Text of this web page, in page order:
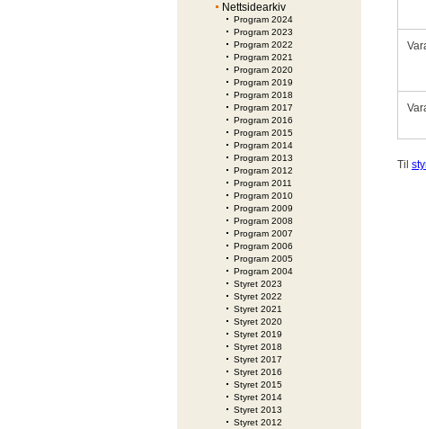
Nettsidearkiv
Program 2024
Program 2023
Program 2022
Program 2021
Program 2020
Program 2019
Program 2018
Program 2017
Program 2016
Program 2015
Program 2014
Program 2013
Program 2012
Program 2011
Program 2010
Program 2009
Program 2008
Program 2007
Program 2006
Program 2005
Program 2004
Styret 2023
Styret 2022
Styret 2021
Styret 2020
Styret 2019
Styret 2018
Styret 2017
Styret 2016
Styret 2015
Styret 2014
Styret 2013
Styret 2012
Til